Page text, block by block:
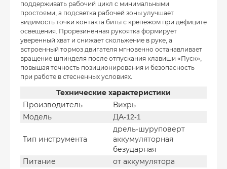
поддерживать рабочий цикл с минимальными
простоями, а подсветка рабочей зоны улучшает
видимость точки контакта биты с крепежом при дефиците
освещения. Прорезиненная рукоятка формирует
уверенный хват и снижает скольжение в руке, а
встроенный тормоз двигателя мгновенно останавливает
вращение шпинделя после отпускания клавиши «Пуск»,
повышая точность позиционирования и безопасность
при работе в стесненных условиях.
Технические характеристики
Производитель
Вихрь
Модель
ДА-12-1
Тип инструмента
дрель-шуруповерт
аккумуляторная
безударная
Питание
от аккумулятора